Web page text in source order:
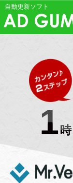
自動更新ソフト
1